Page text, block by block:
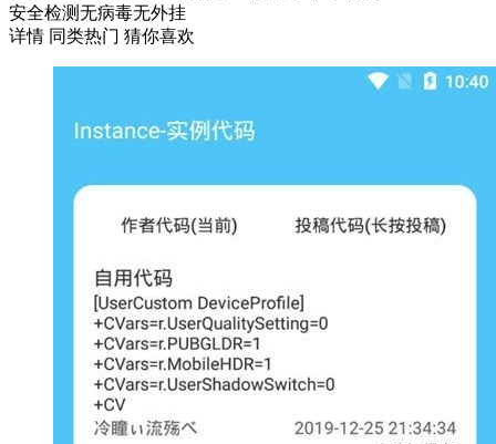
安全检测无病毒无外挂
详情 同类热门 猜你喜欢